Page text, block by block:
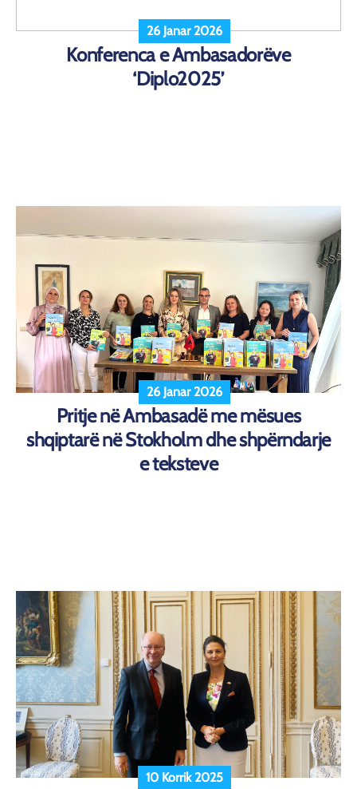
26 Janar 2026
Konferenca e Ambasadorëve
‘Diplo2025’
26 Janar 2026
Pritje në Ambasadë me mësues
shqiptarë në Stokholm dhe shpërndarje
e teksteve
10 Korrik 2025